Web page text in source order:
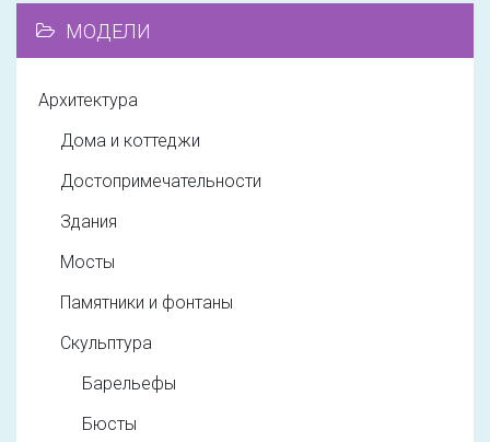
МОДЕЛИ
Архитектура
Дома и коттеджи
Достопримечательности
Здания
Мосты
Памятники и фонтаны
Скульптура
Барельефы
Бюсты